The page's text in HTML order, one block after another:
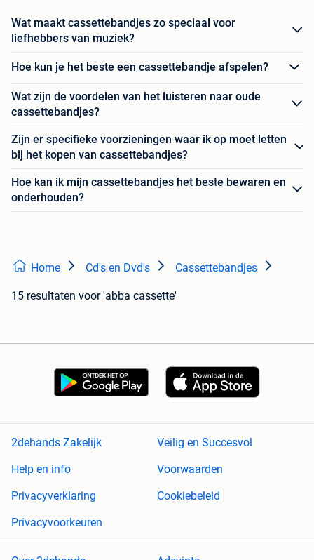
Wat maakt cassettebandjes zo speciaal voor
liefhebbers van muziek?
Hoe kun je het beste een cassettebandje afspelen?
Wat zijn de voordelen van het luisteren naar oude
cassettebandjes?
Zijn er specifieke voorzieningen waar ik op moet letten
bij het kopen van cassettebandjes?
Hoe kan ik mijn cassettebandjes het beste bewaren en
onderhouden?
Home Cd's en Dvd's Cassettebandjes
15 resultaten voor 'abba cassette'
2dehands Zakelijk
Veilig en Succesvol
Help en info
Voorwaarden
Privacyverklaring
Cookiebeleid
Privacyvoorkeuren